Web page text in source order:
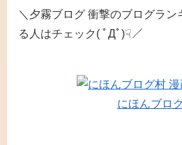
＼夕霧ブログ 衝撃のブログラン
る人はチェック( ﾟДﾟ)☟／
にほんブロ